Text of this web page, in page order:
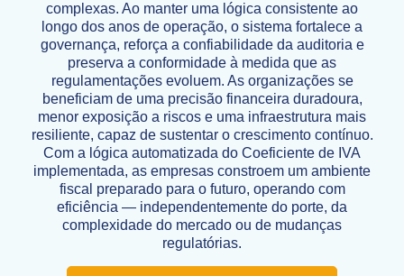
complexas. Ao manter uma lógica consistente ao
longo dos anos de operação, o sistema fortalece a
governança, reforça a confiabilidade da auditoria e
preserva a conformidade à medida que as
regulamentações evoluem. As organizações se
beneficiam de uma precisão financeira duradoura,
menor exposição a riscos e uma infraestrutura mais
resiliente, capaz de sustentar o crescimento contínuo.
Com a lógica automatizada do Coeficiente de IVA
implementada, as empresas constroem um ambiente
fiscal preparado para o futuro, operando com
eficiência — independentemente do porte, da
complexidade do mercado ou de mudanças
regulatórias.